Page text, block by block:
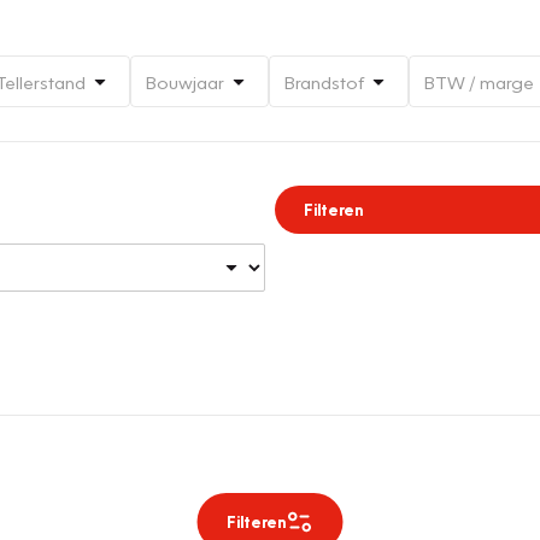
Bouwjaar Brandstof BTW / marge
Filteren
Filteren